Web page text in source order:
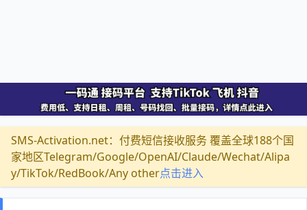
SMS-Activation.net：付费短信接收服务 覆盖全球188个国
家地区Telegram/Google/OpenAI/Claude/Wechat/Alipa
y/TikTok/RedBook/Any other点击进入